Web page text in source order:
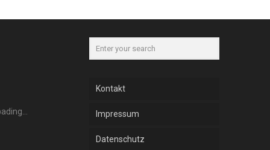
Kontakt
Impressum
Datenschutz